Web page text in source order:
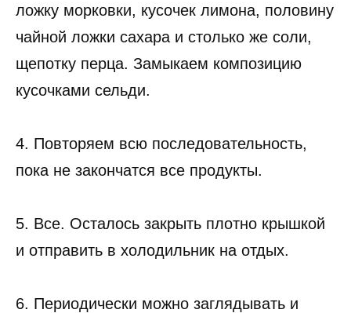
ложку морковки, кусочек лимона, половину
чайной ложки сахара и столько же соли,
щепотку перца. Замыкаем композицию
кусочками сельди.
4. Повторяем всю последовательность,
пока не закончатся все продукты.
5. Все. Осталось закрыть плотно крышкой
и отправить в холодильник на отдых.
6. Периодически можно заглядывать и